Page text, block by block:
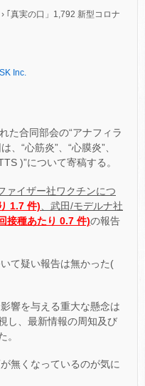
› ｢真実の口」1,792 新型コロナ
Inc.
た合同部会の“アナフィラ
、“心筋炎”、“心膜炎”、
)”について寄稿する。
ァイザー社ワクチンにつ
1.7 件) 、武田/モデルナ社
接種あたり 0.7 件)の報告
て疑い報告は無かった(
響を与える重大な懸念は
し、最新情報の周知及び
。
無くなっているのが気に